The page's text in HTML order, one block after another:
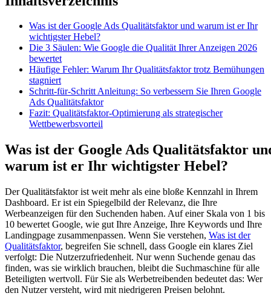
Was ist der Google Ads Qualitätsfaktor und warum ist er Ihr
wichtigster Hebel?
Die 3 Säulen: Wie Google die Qualität Ihrer Anzeigen 2026
bewertet
Häufige Fehler: Warum Ihr Qualitätsfaktor trotz Bemühungen
stagniert
Schritt-für-Schritt Anleitung: So verbessern Sie Ihren Google
Ads Qualitätsfaktor
Fazit: Qualitätsfaktor-Optimierung als strategischer
Wettbewerbsvorteil
Was ist der Google Ads Qualitätsfaktor
warum ist er Ihr wichtigster Hebel?
Der Qualitätsfaktor ist weit mehr als eine bloße Kennzahl in Ihrem
Dashboard. Er ist ein Spiegelbild der Relevanz, die Ihre
Werbeanzeigen für den Suchenden haben. Auf einer Skala von 1 bis
10 bewertet Google, wie gut Ihre Anzeige, Ihre Keywords und Ihre
Landingpage zusammenpassen. Wenn Sie verstehen, Was ist der
Qualitätsfaktor, begreifen Sie schnell, dass Google ein klares Ziel
verfolgt: Die Nutzerzufriedenheit. Nur wenn Suchende genau das
finden, was sie wirklich brauchen, bleibt die Suchmaschine für alle
Beteiligten wertvoll. Für Sie als Werbetreibenden bedeutet das: Wer
den Nutzer versteht, wird mit niedrigeren Preisen belohnt.